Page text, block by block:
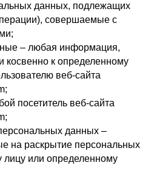
данных, подлежащих
совершаемые с
– любая информация,
косвенно к определенному
веб-сайта
посетитель веб-сайта
данных –
на раскрытие персональных
или определенному